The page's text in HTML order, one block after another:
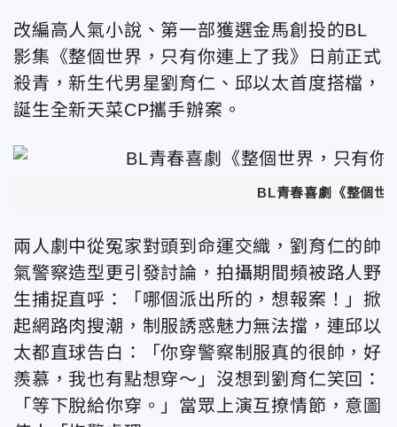
改編高人氣小說、第一部獲選金馬創投的BL
影集《整個世界，只有你連上了我》日前正式
殺青，新生代男星劉育仁、邱以太首度搭檔，
誕生全新天菜CP攜手辦案。
BL青春喜劇《整個世
兩人劇中從冤家對頭到命運交織，劉育仁的帥
氣警察造型更引發討論，拍攝期間頻被路人野
生捕捉直呼：「哪個派出所的，想報案！」掀
起網路肉搜潮，制服誘惑魅力無法擋，連邱以
太都直球告白：「你穿警察制服真的很帥，好
羨慕，我也有點想穿～」沒想到劉育仁笑回：
「等下脫給你穿。」當眾上演互撩情節，意圖